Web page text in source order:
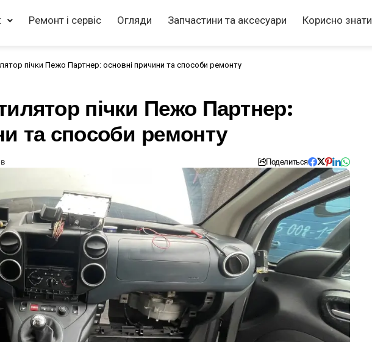
Ремонт і сервіс Огляди Запчастини та аксесуари Корисно знати
пічки Пежо Партнер: основні причини та способи ремонту
пічки Пежо Партнер:
та способи ремонту
Поделиться